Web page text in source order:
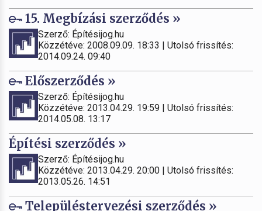
15. Megbízási szerződés »
Szerző: Építésijog.hu
Közzétéve: 2008.09.09. 18:33 | Utolsó frissítés:
2014.09.24. 09:40
Előszerződés »
Szerző: Építésijog.hu
Közzétéve: 2013.04.29. 19:59 | Utolsó frissítés:
2014.05.08. 13:17
Építési szerződés »
Szerző: Építésijog.hu
Közzétéve: 2013.04.29. 20:00 | Utolsó frissítés:
2013.05.26. 14:51
Településtervezési szerződés »